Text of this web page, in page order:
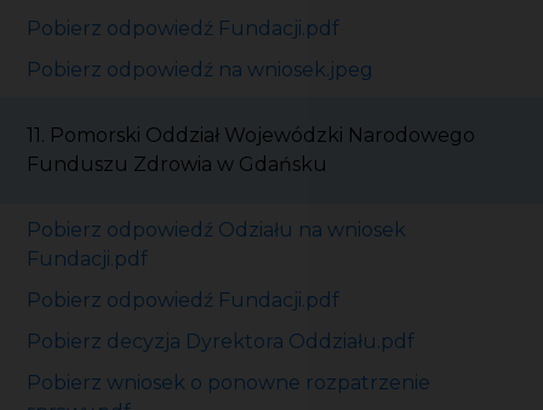
Pobierz odpowiedź Fundacji.pdf
Pobierz odpowiedź na wniosek.jpeg
11. Pomorski Oddział Wojewódzki Narodowego
Funduszu Zdrowia w Gdańsku
Pobierz odpowiedź Odziału na wniosek
Fundacji.pdf
Pobierz odpowiedź Fundacji.pdf
Pobierz decyzja Dyrektora Oddziału.pdf
Pobierz wniosek o ponowne rozpatrzenie